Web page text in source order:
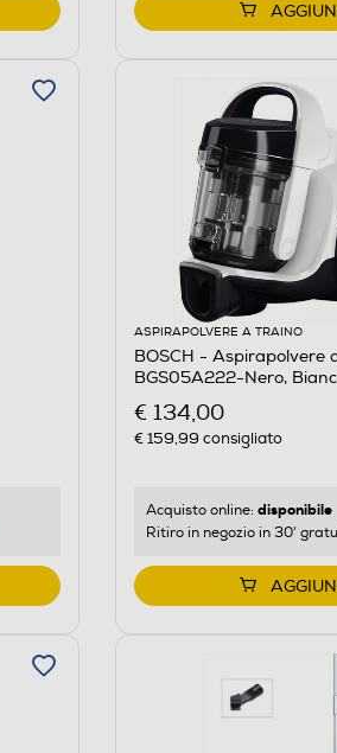
ASPIRAPOLVERE A TRAINO
BOSCH - Aspirapolvere
BGS05A222-Nero,
€ 134,00
€ 159,99 consigliato
Acquisto online: disponibile
Ritiro in negozio in 30'